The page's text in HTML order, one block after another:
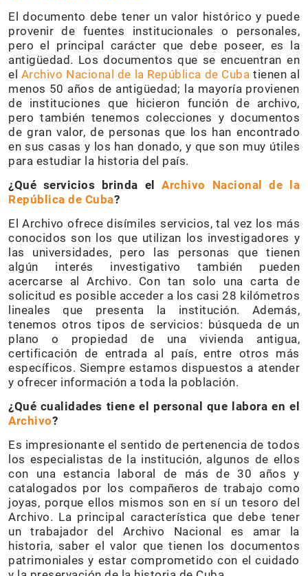
El documento debe tener un valor histórico y puede
provenir de fuentes institucionales o personales,
pero el principal carácter que debe poseer, es la
antigüedad. Los documentos que se encuentran en
el Archivo Nacional de la República de Cuba tienen al
menos 50 años de antigüedad; la mayoría provienen
de instituciones que hicieron función de archivo,
pero también tenemos colecciones y documentos
de gran valor, de personas que los han encontrado
en sus casas y los han donado, y que son muy útiles
para estudiar la historia del país.
¿Qué servicios brinda elArchivo Nacional de la
República de Cuba?
El Archivo ofrece disímiles servicios, tal vez los más
conocidos son los que utilizan los investigadores y
las universidades, pero las personas que tienen
algún interés investigativo también pueden
acercarse al Archivo. Con tan solo una carta de
solicitud es posible acceder a los casi 28 kilómetros
lineales que presenta la institución. Además,
tenemos otros tipos de servicios: búsqueda de un
plano o propiedad de una vivienda antigua,
certificación de entrada al país, entre otros más
específicos. Siempre estamos dispuestos a atender
y ofrecer información a toda la población.
¿Qué cualidades tiene el personal que labora en el
Archivo?
Es impresionante el sentido de pertenencia de todos
los especialistas de la institución, algunos de ellos
con una estancia laboral de más de 30 años y
catalogados por los compañeros de trabajo como
joyas, porque ellos mismos son en sí un tesoro del
Archivo. La principal característica que debe tener
un trabajador del Archivo Nacional es amar la
historia, saber el valor que tienen los documentos
patrimoniales y estar comprometido con el cuidado